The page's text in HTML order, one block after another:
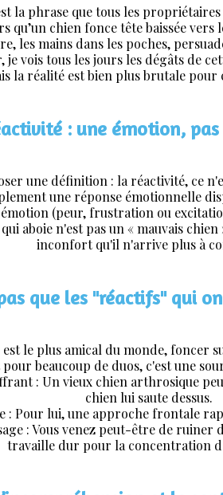
la phrase que tous les
qu’un chien fonce tête baissée
les mains dans les poches,
je vois tous les jours les dégâts de
la réalité est bien plus brutale pour
: une émotion,
une définition : la réactivité, ce
une réponse émotionnelle
(peur, frustration ou
aboie n'est pas un « mauvais
inconfort qu'il n'arrive plus à
que les "réactifs" qui
le plus amical du monde, foncer
beaucoup de duos, c'est une
: Un vieux chien arthrosique
chien lui saute dessus.
: Pour lui, une approche frontale
: Vous venez peut-être de
travaille dur pour la concentration